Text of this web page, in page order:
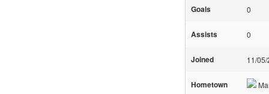
Goals 0
Assists 0
Joined 11/
Hometown